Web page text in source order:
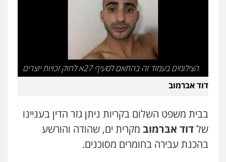
עו"ד זוהר ארבל
פלילי פשיעה חמורה
קטינים
0538788878
עו"ד אסף דוק
פלילי עבירות מין סמים והימורים פשיעה
עו"ד שלי גורביץ – לוי
משפט פלילי פשיעה חמורה מעצרים
0544218336
הצילומים בעמוד זה בהתאם לסעיף 27א לחוק זכויות יוצרים
דוד אברמוב
בבית משפט השלום בקריות ניתן גזר הדין בעניינו
שלדוד אברמוב מקרית ים, שהודה והורשע
בהכנת עבירה בחומרים מסוכנים.